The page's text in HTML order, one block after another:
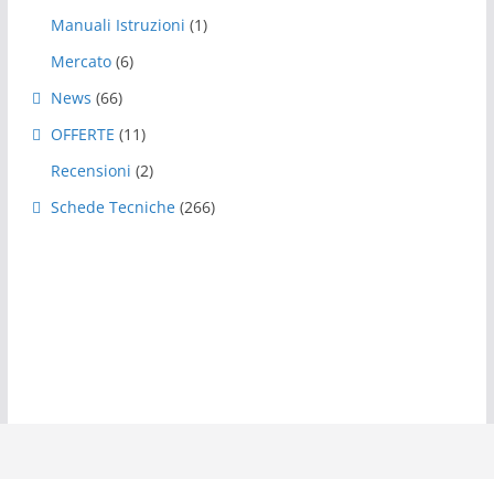
Manuali Istruzioni (1)
Mercato (6)
News (66)
OFFERTE (11)
Recensioni (2)
Schede Tecniche (266)